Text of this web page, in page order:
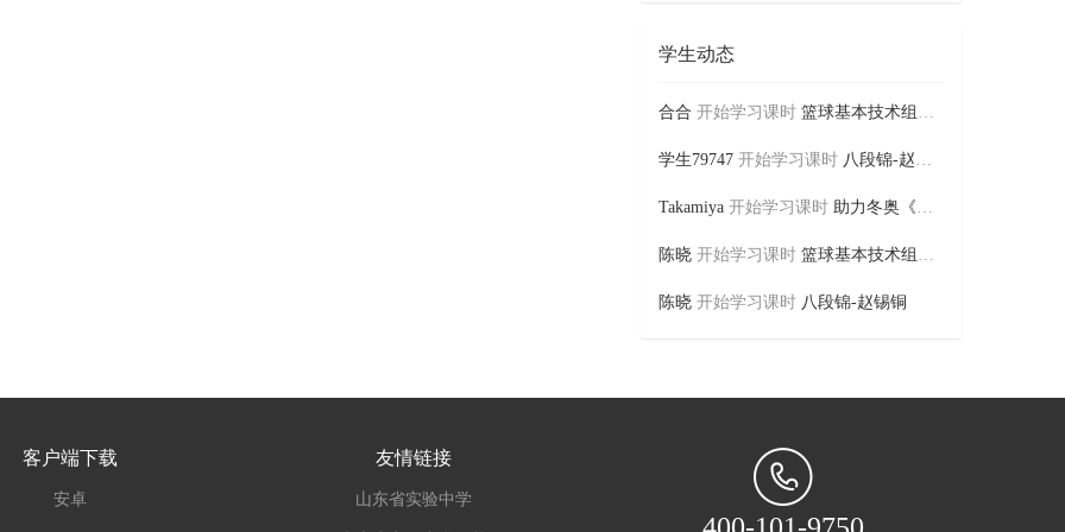
学生动态
合合 开始学习课时 篮球基本技术组合应用-王志鹏
学生79747 开始学习课时 八段锦-赵锡铜
Takamiya 开始学习课时 助力冬奥《一起向未来》排舞健身...
陈晓 开始学习课时 篮球基本技术组合应用-王志鹏
陈晓 开始学习课时 八段锦-赵锡铜
客户端下载 友情链接
安卓 山东省实验中学